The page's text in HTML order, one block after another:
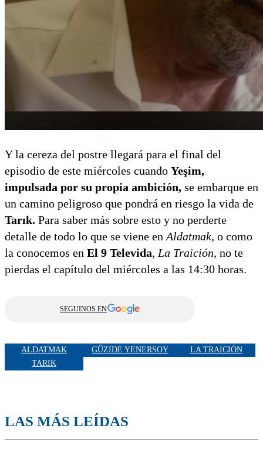
Y la cereza del postre llegará para el final del
episodio de este miércoles cuando Yeşim,
impulsada por su propia ambición, se embarque en
un camino peligroso que pondrá en riesgo la vida de
Tarık. Para saber más sobre esto y no perderte
detalle de todo lo que se viene en Aldatmak, o como
la conocemos en El 9 Televida, La Traición, no te
pierdas el capítulo del miércoles a las 14:30 horas.
SEGUINOS EN
ALDATMAK GÜZIDE YENERSOY
LA TRAICIÓN
TARIK
LAS MÁS LEÍDAS